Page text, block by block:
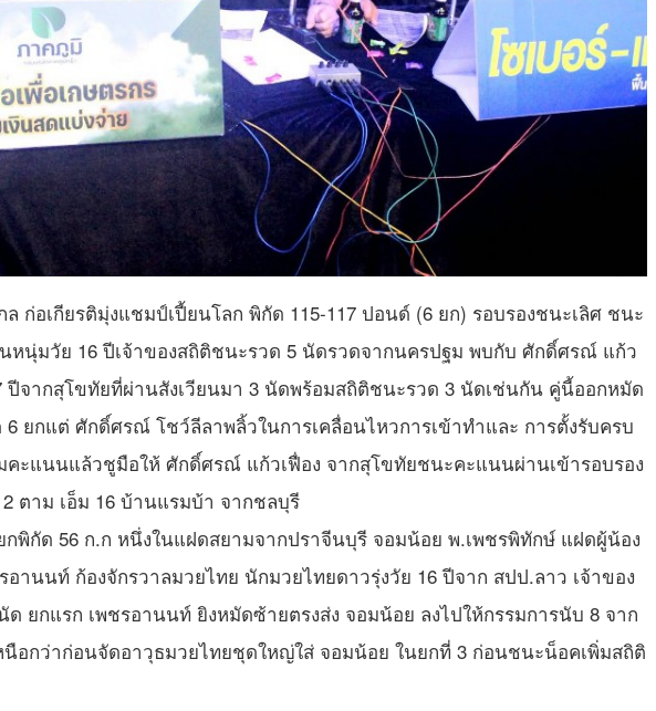
ก่อเกียรติมุ่งแชมป์เปี้ยนโลก พิกัด 115-117 ปอนด์ (6 ยก) รอบรองชนะเลิศ ชนะ
หนุ่มวัย 16 ปีเจ้าของสถิติชนะรวด 5 นัดรวดจากนครปฐม พบกับ ศักดิ์ศรณ์ แก้ว
ปีจากสุโขทัยที่ผ่านสังเวียนมา 3 นัดพร้อมสถิติชนะรวด 3 นัดเช่นกัน คู่นี้ออกหมัด
ยกแต่ ศักดิ์ศรณ์ โชว์ลีลาพลิ้วในการเคลื่อนไหวการเข้าทำและ การตั้งรับครบ
คะแนนแล้วชูมือให้ ศักดิ์ศรณ์ แก้วเฟื่อง จากสุโขทัยชนะคะแนนผ่านเข้ารอบรอง
ตาม เอ็ม 16 บ้านแรมบ้า จากชลบุรี
กพิกัด 56 ก.ก หนึ่งในแฝดสยามจากปราจีนบุรี จอมน้อย พ.เพชรพิทักษ์ แฝดผู้น้อง
อานนท์ ก้องจักรวาลมวยไทย นักมวยไทยดาวรุ่งวัย 16 ปีจาก สปป.ลาว เจ้าของ
ยกแรก เพชรอานนท์ ยิงหมัดซ้ายตรงส่ง จอมน้อย ลงไปให้กรรมการนับ 8 จาก
นือกว่าก่อนจัดอาวุธมวยไทยชุดใหญ่ใส่ จอมน้อย ในยกที่ 3 ก่อนชนะน็อคเพิ่มสถิติ